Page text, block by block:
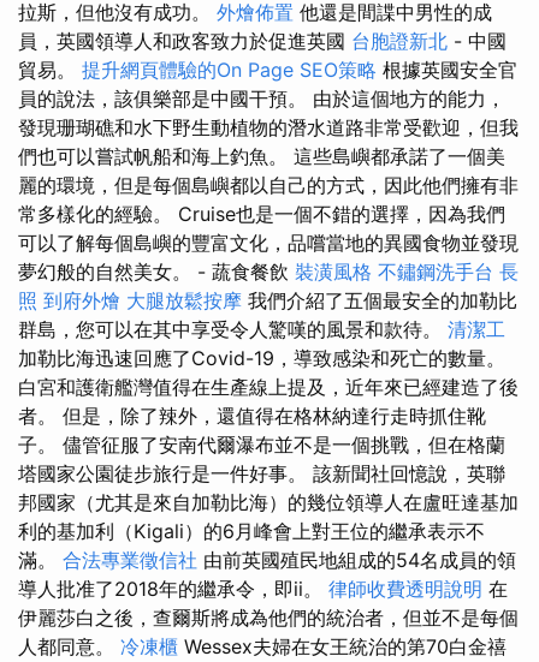
拉斯，但他沒有成功。 外燴佈置 他還是間諜中男性的成
員，英國領導人和政客致力於促進英國 台胞證新北 - 中國
貿易。 提升網頁體驗的On Page SEO策略 根據英國安全官
員的說法，該俱樂部是中國干預。 由於這個地方的能力，
發現珊瑚礁和水下野生動植物的潛水道路非常受歡迎，但我
們也可以嘗試帆船和海上釣魚。 這些島嶼都承諾了一個美
麗的環境，但是每個島嶼都以自己的方式，因此他們擁有非
常多樣化的經驗。 Cruise也是一個不錯的選擇，因為我們
可以了解每個島嶼的豐富文化，品嚐當地的異國食物並發現
夢幻般的自然美女。 - 蔬食餐飲 裝潢風格 不鏽鋼洗手台 長
照 到府外燴 大腿放鬆按摩 我們介紹了五個最安全的加勒比
群島，您可以在其中享受令人驚嘆的風景和款待。 清潔工
加勒比海迅速回應了Covid-19，導致感染和死亡的數量。
白宮和護衛艦灣值得在生產線上提及，近年來已經建造了後
者。 但是，除了辣外，還值得在格林納達行走時抓住靴
子。 儘管征服了安南代爾瀑布並不是一個挑戰，但在格蘭
塔國家公園徒步旅行是一件好事。 該新聞社回憶說，英聯
邦國家（尤其是來自加勒比海）的幾位領導人在盧旺達基加
利的基加利（Kigali）的6月峰會上對王位的繼承表示不
滿。 合法專業徵信社 由前英國殖民地組成的54名成員的領
導人批准了2018年的繼承令，即ii。 律師收費透明說明 在
伊麗莎白之後，查爾斯將成為他們的統治者，但並不是每個
人都同意。 冷凍櫃 Wessex夫婦在女王統治的第70白金禧